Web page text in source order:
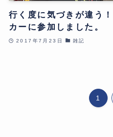
行く度に気づきが違う
カーに参加しました。
2017年7月23日 雑記
1